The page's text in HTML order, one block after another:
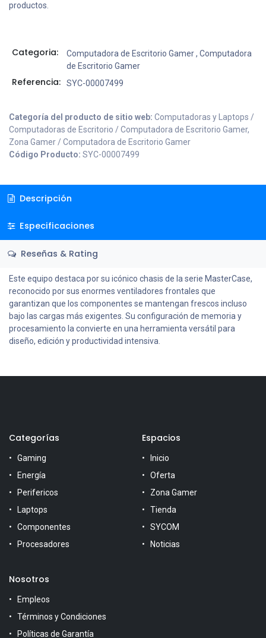
productos.
Categoria: Computadora de Escritorio Gamer, Computadora
de Escritorio Gamer
Referencia: SYC-00007499
Categoría del producto de sitio web: Computadoras y Laptops /
Computadoras de Escritorio / Computadora de Escritorio Gamer,
Zona Gamer / Computadora de Escritorio Gamer
Código Producto: SYC-00007499
Descripción
Especificaciones
Reseñas & Rating
Este equipo destaca por su icónico chasis de la serie MasterCase,
reconocido por sus enormes ventiladores frontales que
garantizan que los componentes se mantengan frescos incluso
bajo las cargas más exigentes. Su configuración de memoria y
procesamiento la convierte en una herramienta versátil para
diseño, edición y productividad intensiva.
Categorías
Gaming
Energía
Perifericos
Laptops
Componentes
Procesadores
Espacios
Inicio
Oferta
Zona Gamer
Tienda
SYCOM
Noticias
Nosotros
Empleos
Términos y Condiciones
Políticas de Garantía